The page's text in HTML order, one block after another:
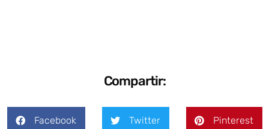
Compartir:
Facebook Twitter Pinterest